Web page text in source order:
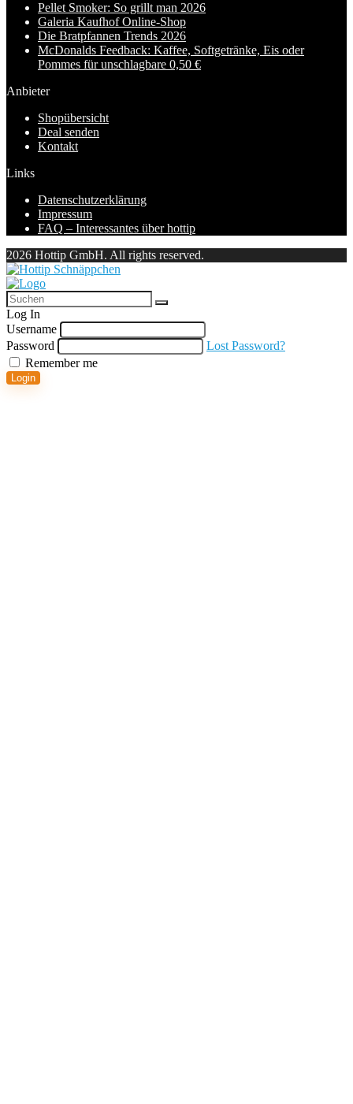
Pellet Smoker: So grillt man 2026
Galeria Kaufhof Online-Shop
Die Bratpfannen Trends 2026
McDonalds Feedback: Kaffee, Softgetränke, Eis oder
Pommes für unschlagbare 0,50 €
Anbieter
Shopübersicht
Deal senden
Kontakt
Links
Datenschutzerklärung
Impressum
FAQ – Interessantes über hottip
2026 Hottip GmbH. All rights reserved.
Log In
Username
Password
Lost Password?
Remember me
Login